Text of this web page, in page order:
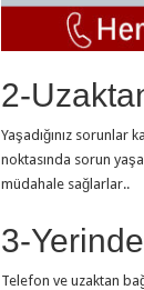
2-
Yaşadığınız sorunlar
noktasında sorun
müdahale sağlarlar..
3-
Telefon ve uzaktan